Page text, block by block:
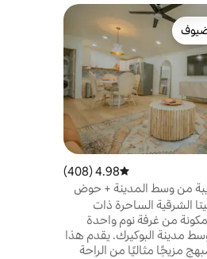
لدى الضيوف
متوسط التقييم 4.98 من 5، 408 مراجعات
4.98 (408)
من وسط المدينة + حوض
توجد رسوم على الحيوانات
الشرقية الساحرة ذات
من غرفة نوم واحدة
مدينة البوكيرك. يقدم هذا
مزيجًا مثاليًا من الراحة